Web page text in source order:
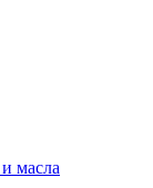
масла